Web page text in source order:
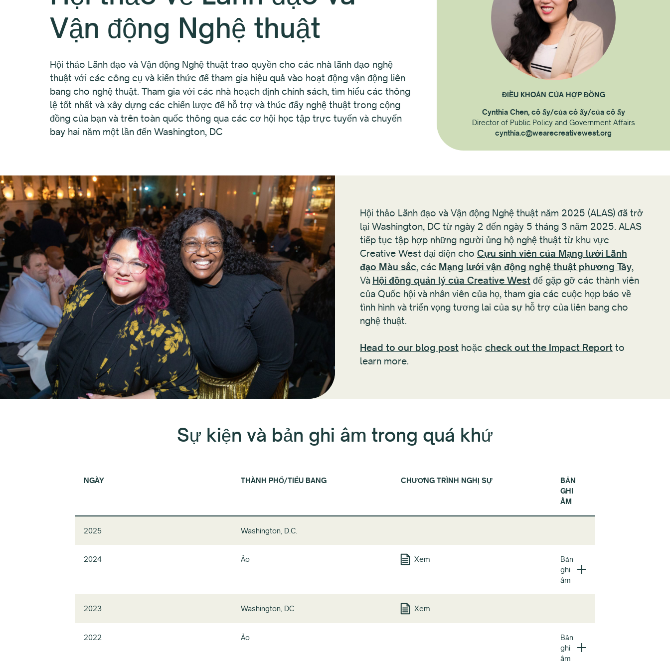
Vận động Nghệ thuật
Hội thảo Lãnh đạo và Vận động Nghệ thuật trao quyền cho các nhà lãnh đạo nghệ
thuật với các công cụ và kiến thức để tham gia hiệu quả vào hoạt động vận động liên
bang cho nghệ thuật. Tham gia với các nhà hoạch định chính sách, tìm hiểu các thông
lệ tốt nhất và xây dựng các chiến lược để hỗ trợ và thúc đẩy nghệ thuật trong cộng
đồng của bạn và trên toàn quốc thông qua các cơ hội học tập trực tuyến và chuyến
bay hai năm một lần đến Washington, DC
ĐIỀU KHOẢN CỦA HỢP ĐỒNG
Cynthia Chen, cô ấy/của cô ấy/của cô ấy
Director of Public Policy and Government Affairs
cynthia.c@wearecreativewest.org
Hội thảo Lãnh đạo và Vận động Nghệ thuật năm 2025 (ALAS) đã trở
lại Washington, DC từ ngày 2 đến ngày 5 tháng 3 năm 2025. ALAS
tiếp tục tập hợp những người ủng hộ nghệ thuật từ khu vực
Creative West đại diện cho Cựu sinh viên của Mạng lưới Lãnh
đạo Màu sắc, các Mạng lưới vận động nghệ thuật phương Tây,
Và Hội đồng quản lý của Creative West để gặp gỡ các thành viên
của Quốc hội và nhân viên của họ, tham gia các cuộc họp báo về
tình hình và triển vọng tương lai của sự hỗ trợ của liên bang cho
nghệ thuật.
Head to our blog post hoặc check out the Impact Report to
learn more.
Sự kiện và bản ghi âm trong quá khứ
NGÀY THÀNH PHỐ/TIỂU BANG CHƯƠNG TRÌNH NGHỊ SỰ
BẢN
GHI
ÂM
2025 Washington, D.C.
2024 Ảo Xem
Bản
ghi
âm
2023 Washington, DC Xem
2022 Ảo
Bản
ghi
âm